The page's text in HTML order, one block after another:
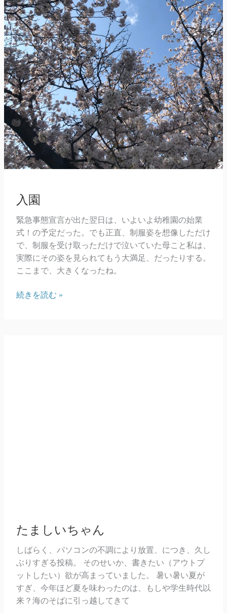
入園
緊急事態宣言が出た翌日は、いよいよ幼稚園の始業
式！の予定だった。でも正直、制服姿を想像しただけ
で、制服を受け取っただけで泣いていた母こと私は、
実際にその姿を見られてもう大満足、だったりする。
ここまで、大きくなったね。
入
続きを読む »
たましいちゃん
しばらく、パソコンの不調により放置、につき、久し
ぶりすぎる投稿。 そのせいか、書きたい（アウトプ
ットしたい）欲が高まっていました。 暑い暑い夏が
すぎ、今年ほど夏を味わったのは、もしや学生時代以
来？海のそばに引っ越してきて